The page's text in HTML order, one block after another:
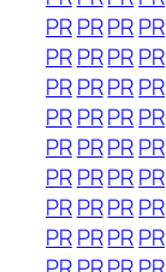
PRPRPRPR
PRPRPRPR
PRPRPRPR
PRPRPRPR
PRPRPRPR
PRPRPRPR
PRPRPRPR
PRPRPRPR